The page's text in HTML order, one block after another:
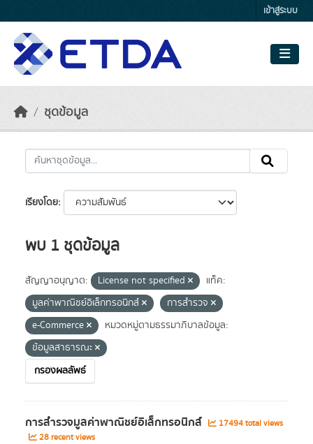
เข้าสู่ระบบ
ชุดข้อมูล
เรียงโดย
พบ 1 ชุดข้อมูล
สัญญาอนุญาต: License not specified
แท็ค:
มูลค่าพาณิชย์อิเล็กทรอนิกส์
การสำรวจ
e-Commerce
หมวดหมู่ตามธรรมาภิบาลข้อมูล:
ข้อมูลสาธารณะ
กรองผลลัพธ์
การสำรวจมูลค่าพาณิชย์อิเล็กทรอนิกส์
17494 total views
28 recent views